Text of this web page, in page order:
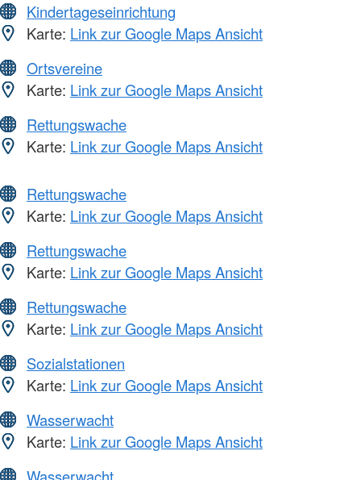
Kindertageseinrichtung
Karte: Link zur Google Maps Ansicht
Ortsvereine
Karte: Link zur Google Maps Ansicht
Rettungswache
Karte: Link zur Google Maps Ansicht
Rettungswache
Karte: Link zur Google Maps Ansicht
Rettungswache
Karte: Link zur Google Maps Ansicht
Rettungswache
Karte: Link zur Google Maps Ansicht
Sozialstationen
Karte: Link zur Google Maps Ansicht
Wasserwacht
Karte: Link zur Google Maps Ansicht